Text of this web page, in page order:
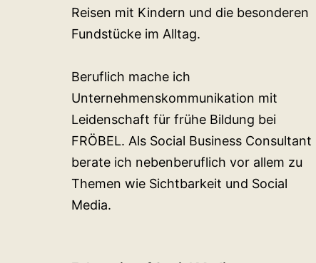
Reisen mit Kindern und die besonderen
Fundstücke im Alltag.
Beruflich mache ich
Unternehmenskommunikation mit
Leidenschaft für frühe Bildung bei
FRÖBEL. Als Social Business Consultant
berate ich nebenberuflich vor allem zu
Themen wie Sichtbarkeit und Social
Media.